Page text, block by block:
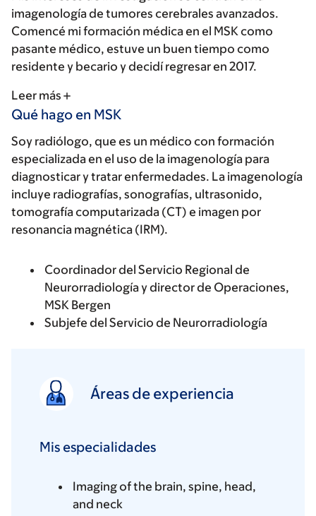
imagenología de tumores cerebrales avanzados.
Comencé mi formación médica en el MSK como
pasante médico, estuve un buen tiempo como
residente y becario y decidí regresar en 2017.
Leer más
Qué hago en MSK
Soy radiólogo, que es un médico con formación
especializada en el uso de la imagenología para
diagnosticar y tratar enfermedades. La imagenología
incluye radiografías, sonografías, ultrasonido,
tomografía computarizada (CT) e imagen por
resonancia magnética (IRM).
Coordinador del Servicio Regional de
Neurorradiología y director de Operaciones,
MSK Bergen
Subjefe del Servicio de Neurorradiología
Áreas de experiencia
Mis especialidades
Imaging of the brain, spine, head,
and neck